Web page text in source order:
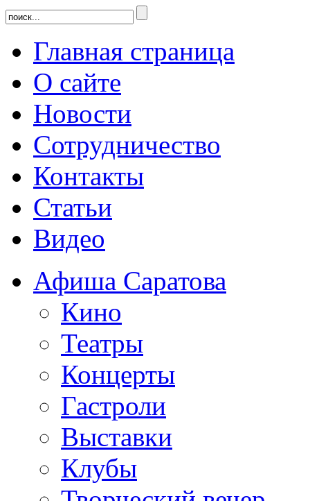
Главная страница
О сайте
Новости
Сотрудничество
Контакты
Статьи
Видео
Афиша Саратова
Кино
Театры
Концерты
Гастроли
Выставки
Клубы